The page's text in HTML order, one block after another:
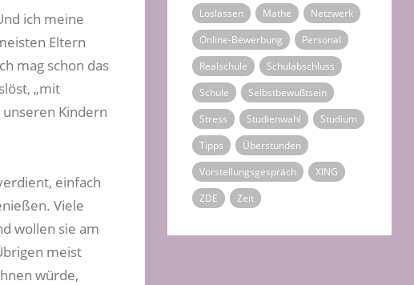
ich meine
Eltern
mag schon das
„mit
Kindern
einfach
Viele
wollen sie am
meist
würde,
Loslassen
Mathe
Netzwerk
Online-Bewerbung
Personal
Realschule
Schulabschluss
Schule
Selbstbewußtsein
Stress
Studienwahl
Studium
Tipps
Überstunden
Vorstellungsgespräch
XING
ZDE
Zeit